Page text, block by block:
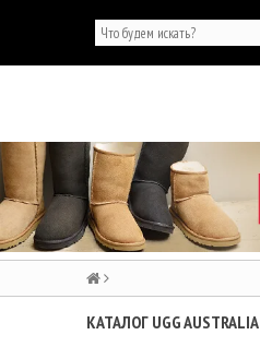
КАТАЛОГ UGG AUSTRALIA